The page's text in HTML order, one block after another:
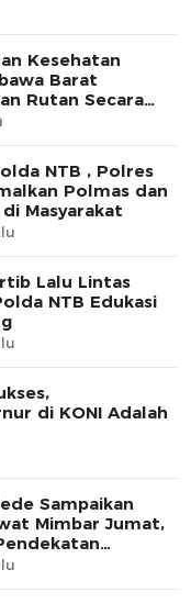
Kesehatan
Barat
Rutan Secara
NTB , Polres
Polmas dan
Masyarakat
Lalu Lintas
NTB Edukasi
di KONI Adalah
Sampaikan
Mimbar Jumat,